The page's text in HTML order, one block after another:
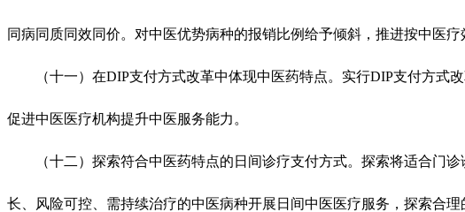
同病同质同效同价。对中医优势病种的报销比例给予倾斜，推进按中医疗
（十一）在DIP支付方式改革中体现中医药特点。实行DIP支付方式改
促进中医医疗机构提升中医服务能力。
（十二）探索符合中医药特点的日间诊疗支付方式。探索将适合门诊
长、风险可控、需持续治疗的中医病种开展日间中医医疗服务，探索合